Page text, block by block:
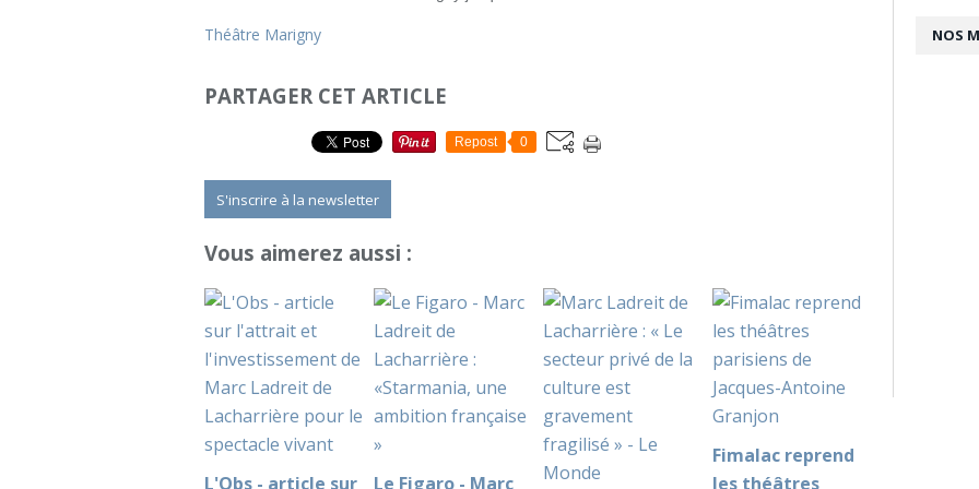
Théâtre Marigny
PARTAGER CET ARTICLE
Repost 0
S'inscrire à la newsletter
Vous aimerez aussi :
L'Obs - article sur Le Figaro - Marc
Fimalac reprend
les théâtres
NOS